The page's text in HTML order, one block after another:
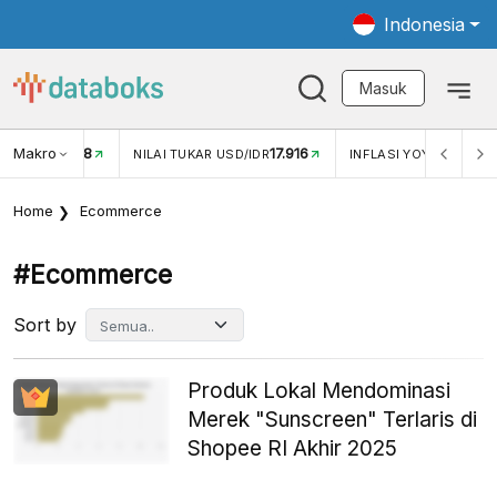
Indonesia
Masuk
Makro
USD/IDR 17.916 INFLASI YOY (JUL)2,88% INFLASI MOM (JUL)
Home Ecommerce
#ecommerce
Sort by
Produk Lokal Mendominasi
Merek "Sunscreen" Terlaris di
Shopee RI Akhir 2025